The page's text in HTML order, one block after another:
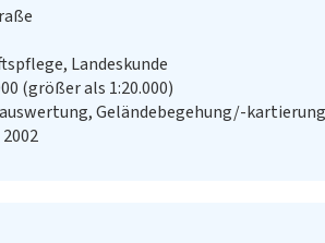
Landeskunde
(größer als 1:20.000)
Geländebegehung/-kartierung